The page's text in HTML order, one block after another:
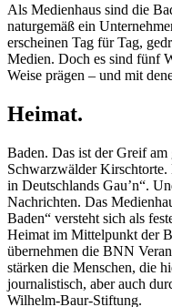
Als Medienhaus sind die
naturgemäß ein
erscheinen Tag für Tag,
Medien. Doch es sind fünf
Weise prägen – und mit
Heimat.
Baden. Das ist der Greif
Schwarzwälder Kirschtorte.
in Deutschlands Gau’n“.
Nachrichten. Das
Baden“ versteht sich als
Heimat im Mittelpunkt der
übernehmen die BNN
stärken die Menschen, die
journalistisch, aber auch
Wilhelm-Baur-Stiftung.